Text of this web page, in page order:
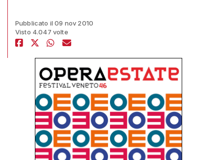
Pubblicato il 09 nov 2010
Visto 4.047 volte